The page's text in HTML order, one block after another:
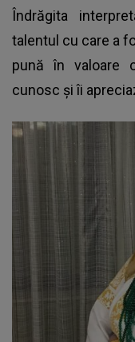
Îndrăgita
talentul cu care a
pună în valoare
cunosc și îi